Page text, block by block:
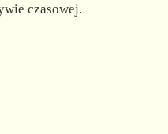
czasowej.